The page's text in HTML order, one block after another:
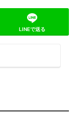
LINEで送る